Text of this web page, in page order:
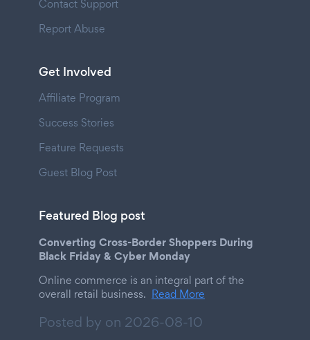
Contact Support
Report Abuse
Get Involved
Affiliate Program
Success Stories
Feature Requests
Guest Blog Post
Featured Blog post
Converting Cross-Border Shoppers During
Black Friday & Cyber Monday
Online commerce is an integral part of the
overall retail business. Read More
Posted by on 2026-08-10